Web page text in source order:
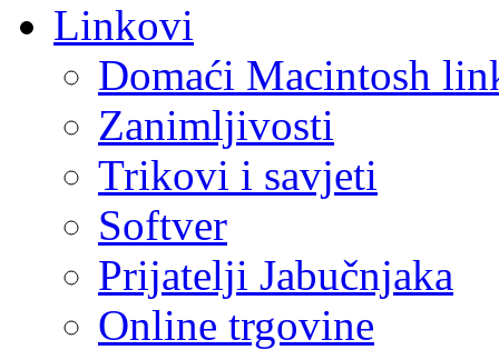
Linkovi
Domaći Macintosh
Zanimljivosti
Trikovi i savjeti
Softver
Prijatelji Jabučnjaka
Online trgovine